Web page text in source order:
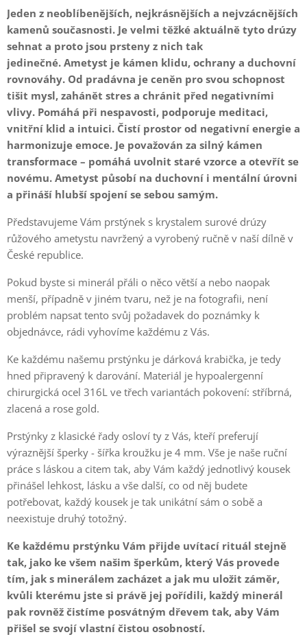
Jeden z neoblíbenějších, nejkrásnějších a nejvzácnějších
kamenů současnosti. Je velmi těžké aktuálně tyto drúzy
sehnat a proto jsou prsteny z nich tak
jedinečné. Ametyst je kámen klidu, ochrany a duchovní
rovnováhy. Od pradávna je ceněn pro svou schopnost
tišit mysl, zahánět stres a chránit před negativními
vlivy. Pomáhá při nespavosti, podporuje meditaci,
vnitřní klid a intuici. Čistí prostor od negativní energie a
harmonizuje emoce. Je považován za silný kámen
transformace – pomáhá uvolnit staré vzorce a otevřít se
novému. Ametyst působí na duchovní i mentální úrovni
a přináší hlubší spojení se sebou samým.
Představujeme Vám prstýnek s krystalem surové drúzy
růžového ametystu navržený a vyrobený ručně v naší dílně v
České republice.
Pokud byste si minerál přáli o něco větší a nebo naopak
menší, případně v jiném tvaru, než je na fotografii, není
problém napsat tento svůj požadavek do poznámky k
objednávce, rádi vyhovíme každému z Vás.
Ke každému našemu prstýnku je dárková krabička, je tedy
hned připravený k darování. Materiál je hypoalergenní
chirurgická ocel 316L ve třech variantách pokovení: stříbrná,
zlacená a rose gold.
Prstýnky z klasické řady osloví ty z Vás, kteří preferují
výraznější šperky - šířka kroužku je 4 mm. Vše je naše ruční
práce s láskou a citem tak, aby Vám každý jednotlivý kousek
přinášel lehkost, lásku a vše další, co od něj budete
potřebovat, každý kousek je tak unikátní sám o sobě a
neexistuje druhý totožný.
Ke každému prstýnku Vám přijde uvítací rituál stejně
tak, jako ke všem našim šperkům, který Vás provede
tím, jak s minerálem zacházet a jak mu uložit záměr,
kvůli kterému jste si právě jej pořídili, každý minerál
pak rovněž čistíme posvátným dřevem tak, aby Vám
přišel se svojí vlastní čistou osobností.